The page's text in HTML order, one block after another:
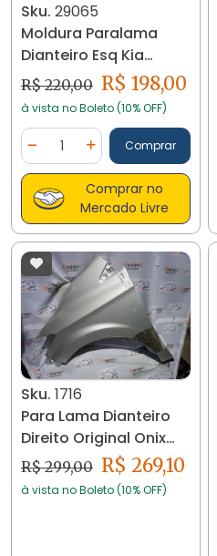
Sku. 29065
Moldura Paralama
Dianteiro Esq Kia
Sportage 95- 05
R$ 220,00 R$ 198,00
à vista no Boleto (10% OFF)
Diminuir Quantidade
Quantidade
Adicionar Quantidade
Comprar
Comprar no
Mercado Livre
Sku. 1716
Para Lama Dianteiro
Direito Original Onix
2013... 1716
R$ 299,00 R$ 269,10
à vista no Boleto (10% OFF)